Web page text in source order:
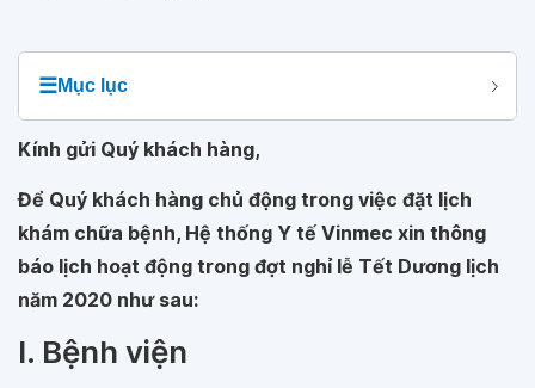
☰Mục lục
Kính gửi Quý khách hàng,
Để Quý khách hàng chủ động trong việc đặt lịch
khám chữa bệnh, Hệ thống Y tế Vinmec xin thông
báo lịch hoạt động trong đợt nghỉ lễ Tết Dương lịch
năm 2020 như sau:
I. Bệnh viện